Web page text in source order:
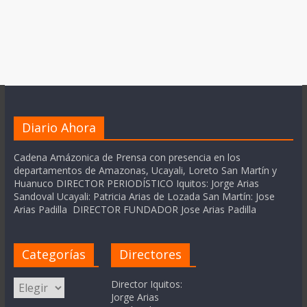
Diario Ahora
Cadena Amázonica de Prensa con presencia en los
departamentos de Amazonas, Ucayali, Loreto San Martín y
Huanuco DIRECTOR PERIODÍSTICO Iquitos: Jorge Arias
Sandoval Ucayali: Patricia Arias de Lozada San Martín: Jose
Arias Padilla DIRECTOR FUNDADOR Jose Arias Padilla
Categorías
Categorías
Directores
Director Iquitos:
Jorge Arias